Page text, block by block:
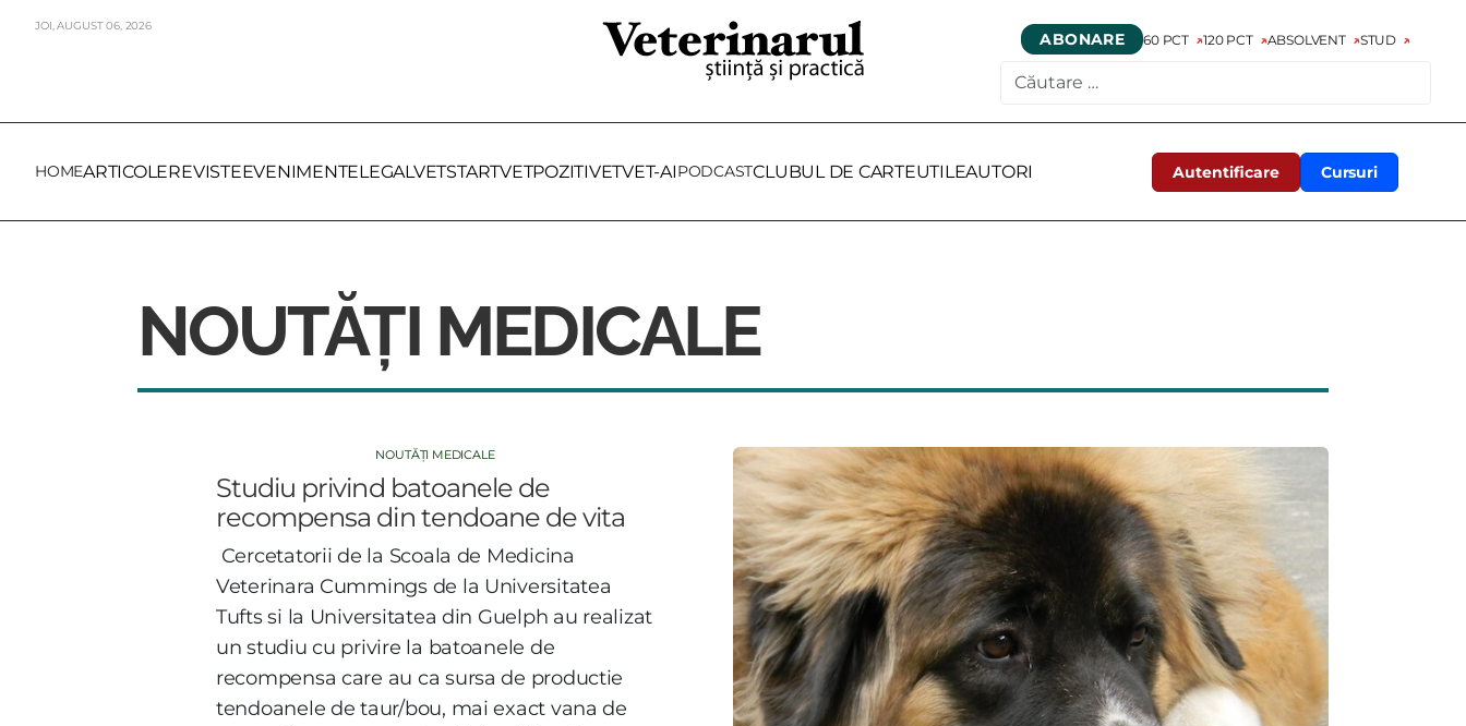
JOI,AUGUST06, 2026
ABONARE 60 PCT 120 PCT ABSOLVENT STUD
Autentificare Cursuri
HOMEARTICOLEREVISTEEVENIMENTELEGALVETSTARTVETPOZITIVETVET-AIPODCASTCLUBUL DE CARTEUTILEAUTORI
NOUTĂȚI MEDICALE
NOUTĂȚI MEDICALE
Studiu privind batoanele de
recompensa din tendoane de vita
Cercetatorii de la Scoala de Medicina
Veterinara Cummings de la Universitatea
Tufts si la Universitatea din Guelph au realizat
un studiu cu privire la batoanele de
recompensa care au ca sursa de productie
tendoanele de taur/bou, mai exact vana de